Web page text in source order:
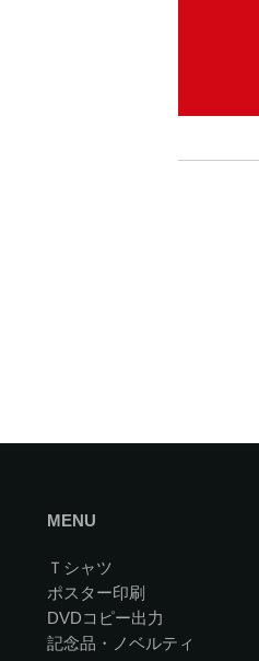
MENU
Ｔシャツ
ポスター印刷
DVDコピー出力
記念品・ノベルティ